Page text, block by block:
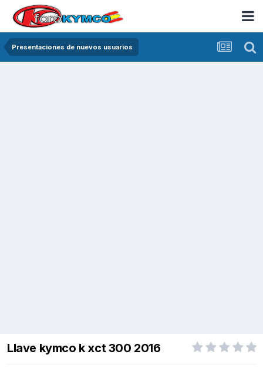
Presentaciones de nuevos usuarios
Llave kymco k xct 300 2016